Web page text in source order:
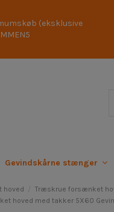
(eksklusive
Gevindskårne stænger
hoved Træskrue forsænket
hoved med takker 5X60